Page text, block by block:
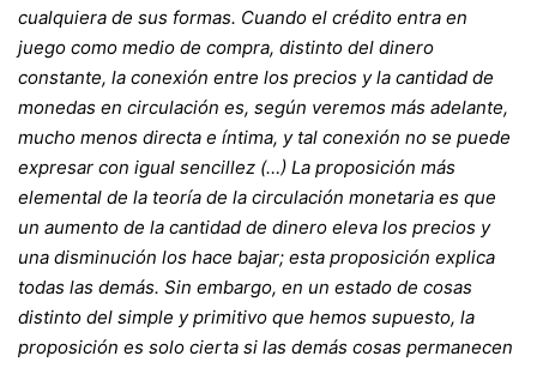
cualquiera de sus formas. Cuando el crédito entra en
juego como medio de compra, distinto del dinero
constante, la conexión entre los precios y la cantidad de
monedas en circulación es, según veremos más adelante,
mucho menos directa e íntima, y tal conexión no se puede
expresar con igual sencillez (…) La proposición más
elemental de la teoría de la circulación monetaria es que
un aumento de la cantidad de dinero eleva los precios y
una disminución los hace bajar; esta proposición explica
todas las demás. Sin embargo, en un estado de cosas
distinto del simple y primitivo que hemos supuesto, la
proposición es solo cierta si las demás cosas permanecen